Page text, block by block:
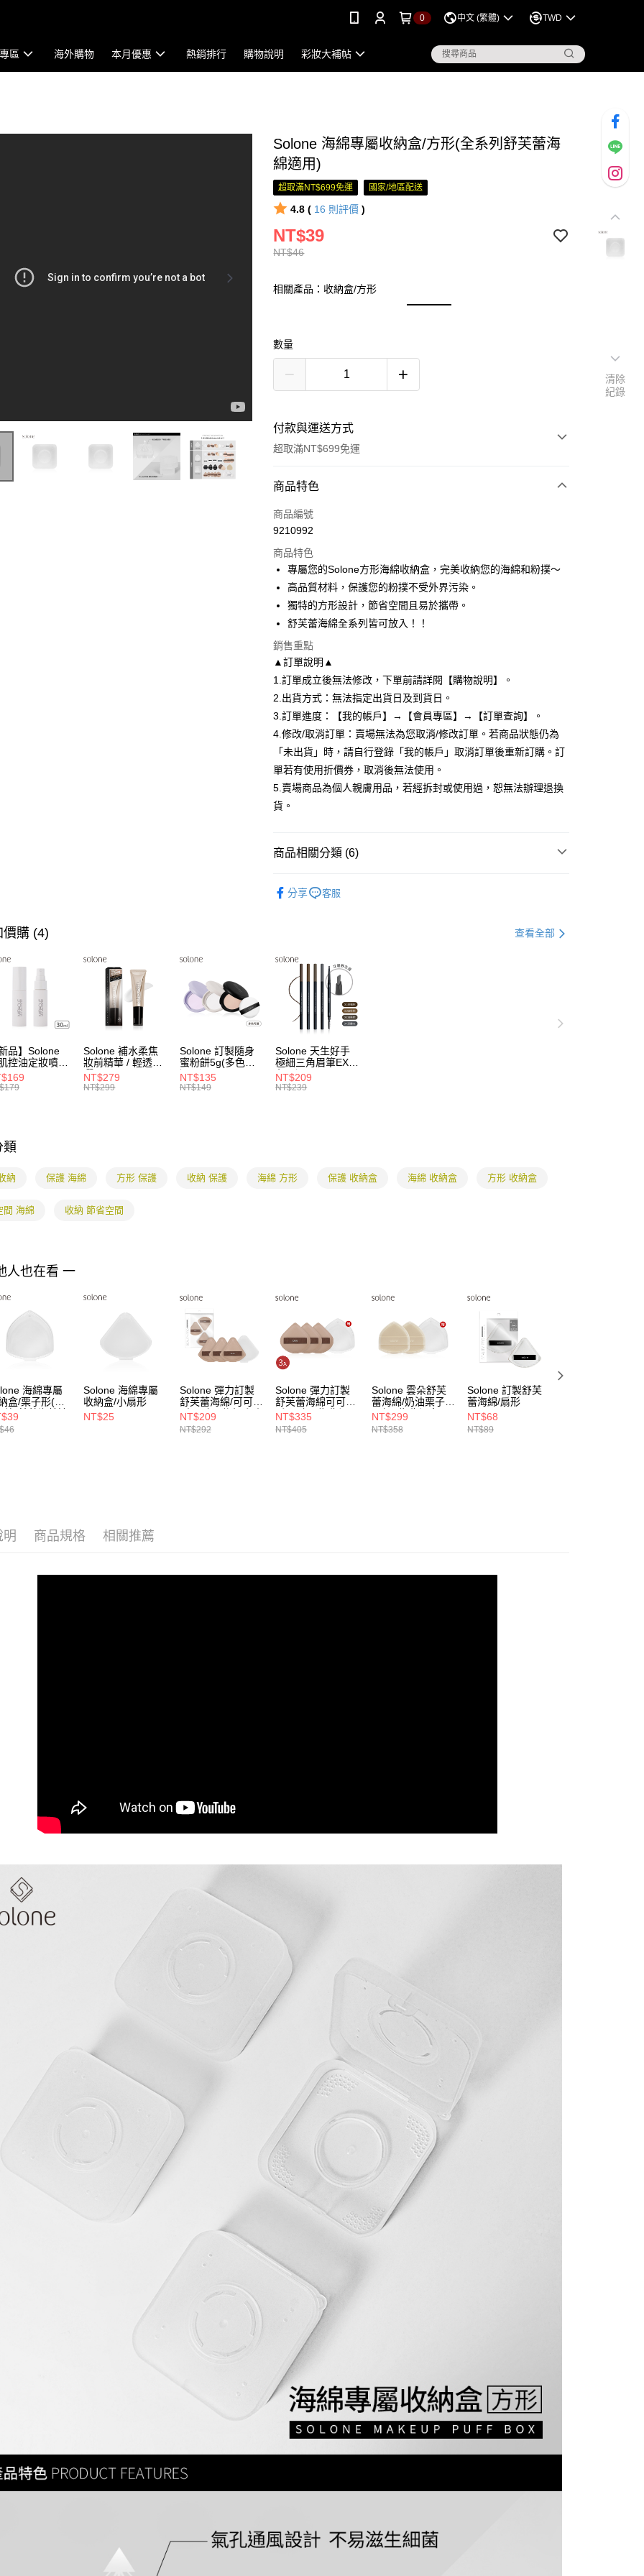
0 中文 (繁體) TWD
區 海外購物 本月優惠 熱銷排行 購物說明 彩妝大補帖
Solone 海綿專屬收納盒/方形(全系列舒芙蕾海
綿適用)
超取滿NT$699免運 國家/地區配送
4.8 ( 16 則評價 )
NT$46
NT$39
相關產品：收納盒/方形
數量
付款與運送方式
超取滿NT$699免運
付款方式
信用卡一次付款
LINE Pay
Apple Pay
街口支付
悠遊付
全盈+PAY
大哥付你分期
相關說明
【大哥付你分期使用說明】
1.本服務由台灣大哥大提供，台灣大哥大用戶可立即使用無須另外申請。
2.付款方式選擇「大哥付你分期」，訂單成立後會自動跳轉到大哥付的交易
流程，驗證手機門號後，選擇欲分期的期數、繳款截止日，確認付款後即
完成交易。
消。如遇「轉專審核」未通過狀況，表示未達大哥付你分期系統評分，恕
無法說明評估內容。
1.分期款項不併入電信帳單，「大哥付你分期」於每月結算日後寄送繳費提
醒簡訊。
1.本服務係由「台灣大哥大股份有限公司」（以下簡稱本公司）所提供，讓
用戶於交易時，得透過本服務購買商品或服務，並由商店將買賣／分期付
款買賣價金債權讓與本公司後，依約使用本公司帳單繳交帳款。
2.基於同意付款使用「大哥付你分期」之契約關係目的，商店將以您的個人
資料（包含姓名、電話或地址）提供予台灣大哥大進項蒐集、處理及利
用，由本公司與您本人進行分期帳單所需資料之確認、核對及更正。
AFTEE先享後付
相關說明
AFTEE先享後付是「在收到商品之後才付款」的支付方式。 讓您購物簡單
２．便利：只要手機號碼，簡訊認證，即可結帳。
３．安心：先確認商品／服務後，再付款。
【「AFTEE先享後付」結帳流程】
１．於結帳方式選擇「AFTEE先享後付」後，將跳轉至「AFTEE先享後
３．收到繳費通知簡訊後14天內，點擊此簡訊中的連結，可透過四大超商
※ 請注意：結帳手續完成當下不需立刻繳費，但若您需要取消訂單，請聯
絡購買商品的店家。未經商家同意取消之訂單仍視為有效，需透過AFTEE
先享後付繳納相關費用。
※ 交易是否成功請以「AFTEE先享後付 」之結帳頁面顯示為準，若有關於
是否繳費成功／繳費後需取消欲退款等相關疑問，請聯繫「AFTEE先享後
付客戶支援中心」
【注意事項】
１．透過由恩沛科技股份有限公司提供之「AFTEE先享後付」服務完成之
交易，需依本服務之必要範圍內提供個人資料，並將交易相關給付款項請
４．使用「AFTEE先享後付」時，將依據個別帳號之用戶狀況，依本公司
即時審查核予不同之上限額度；若仍有額度不足之情形，本公司將視審查
ATM付款
運送方式
每筆NT$80，滿NT$699(含以上)免運費
7-11付款取貨
每筆NT$80，滿NT$699(含以上)免運費
付款後7-11取貨
宅配
每筆NT$85，滿NT$799(含以上)免運費
商品特色
商品編號
9210992
商品特色
專屬您的Solone方形海綿收納盒，完美收納您的海綿和粉撲～
高品質材料，保護您的粉撲不受外界污染。
獨特的方形設計，節省空間且易於攜帶。
舒芙蕾海綿全系列皆可放入！！
銷售重點
▲訂單說明▲
1.訂單成立後無法修改，下單前請詳閱【購物說明】。
2.出貨方式：無法指定出貨日及到貨日。
3.訂單進度：【我的帳戶】→【會員專區】→【訂單查詢】。
4.修改/取消訂單：賣場無法為您取消/修改訂單。若商品狀態仍為
「未出貨」時，請自行登錄「我的帳戶」取消訂單後重新訂購。訂
單若有使用折價券，取消後無法使用。
5.賣場商品為個人親膚用品，若經拆封或使用過，恕無法辦理退換
貨。
商品相關分類 (6)
海綿 / 粉撲 手指撲
海綿 / 粉撲 美妝蛋 / 粉撲
分享 客服
價購 (4) 查看全部
品】Solone
控油定妝噴霧
Solone 補水柔焦
妝前精華 / 輕透防
曬
SPF40★★★★(3
NT$279
NT$299
Solone 訂製隨身
蜜粉餅5g(多色可
選)
NT$135
NT$149
Solone 天生好手
極細三角眉筆EX(4
色可選)
NT$209
NT$239
類
納 保護 海綿 方形 保護 收納 保護 海綿 方形 保護 收納盒 海綿 收納盒 方形 收納盒
間 海綿 收納 節省空間
人也在看 一
海綿專屬
盒/栗子形(全
舒芙蕾海綿適
Solone 海綿專屬
收納盒/小扇形
NT$25
Solone 彈力訂製
舒芙蕾海綿/可可扇
形3入組(附小扇形
收納盒)
NT$209
NT$292
Solone 彈力訂製
舒芙蕾海綿可可大
扇3入組(贈 收納
盒/栗子形)
NT$335
NT$405
Solone 雲朵舒芙
蕾海綿/奶油栗子2
入組(贈 收納盒)
NT$299
NT$358
Solone 訂製舒芙
蕾海綿/扇形
NT$68
NT$89
明 商品規格 相關推薦
清除
紀錄